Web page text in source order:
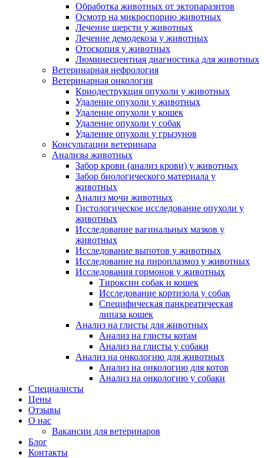
Обработка животных от эктопаразитов
Осмотр на микроспорию животных
Лечение шерсти у животных
Лечение демодекоза у животных
Отоскопия у животных
Люминесцентная диагностика для животных
Ветеринарная нефрология
Ветеринарная онкология
Криодеструкция опухоли у животных
Удаление опухоли у животных
Удаление опухоли у кошек
Удаление опухоли у собак
Удаление опухоли у грызунов
Консультации ветеринара
Анализы животных
Забор крови (анализ крови) у животных
Забор биологического материала у
животных
Анализ мочи животных
Гистологическое исследование опухоли у
животных
Исследование вагинальных мазков у
животных
Исследование выпотов у животных
Исследование на пироплазмоз у животных
Исследования гормонов у животных
Тироксин собак и кошек
Исследование кортизола у собак
Специфическая панкреатическая
липаза кошек
Анализ на глисты для животных
Анализ на глисты котам
Анализ на глисты у собаки
Анализ на онкологию для животных
Анализ на онкологию для котов
Анализ на онкологию у собаки
Специалисты
Цены
Отзывы
О нас
Вакансии для ветеринаров
Блог
Контакты